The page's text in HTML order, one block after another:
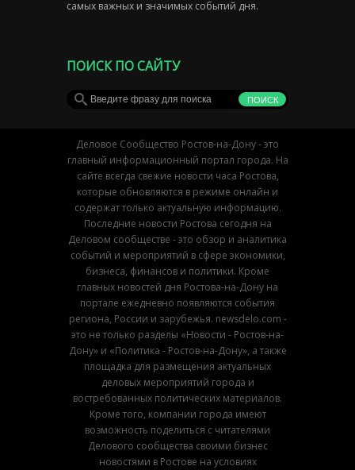
самых важных и значимых событий дня.
ПОИСК ПО САЙТУ
Деловое Сообщество Ростов-на-Дону - это
главный информационный портал города. На
сайте всегда свежие новости часа Ростова,
которые обновляются в режиме онлайн и
содержат только актуальную информацию.
Последние новости Ростова сегодня на
Деловом сообществе - это обзор и аналитика
событий и мероприятий в сфере экономики,
бизнеса, финансов и политики. Кроме
главных новостей дня Ростова-на-Дону на
портале ежедневно появляются события
региона, России и зарубежья. newsdelo.com -
это не только разделы «Новости - Ростов-на-
Дону» и «Политика - Ростов-на-Дону», а также
площадка для размещения актуальных
деловых мероприятий города и
востребованных политических материалов.
Кроме того, компании города имеют
возможность поделиться с читателями
Делового сообщества своими бизнес
новостями в Ростове на условиях